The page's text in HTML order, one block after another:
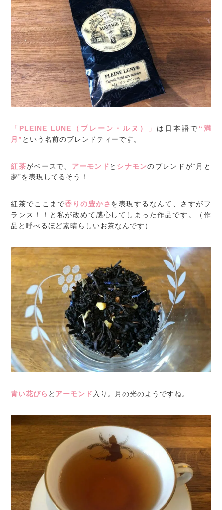
「PLEINE LUNE（プレーン・ルヌ）」 は日本語で “満
月” という名前のブレンドティーです。
紅茶がベースで、 アーモンド と シナモンのブレンドが“月と
夢”を表現してるそう！
紅茶でここまで香りの豊かさ を表現するなんて、さすがフ
ランス！！と私が改めて感心してしまった作品です。（作
品と呼べるほど素晴らしいお茶なんです）
青い花びら と アーモンド 入り。月の光のようですね。